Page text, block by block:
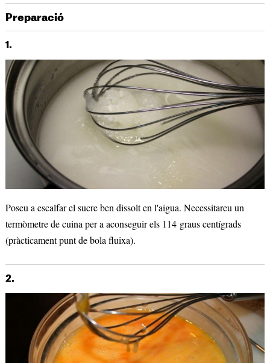
Preparació
1.
Poseu a escalfar el sucre ben dissolt en l'aigua. Necessitareu un
termòmetre de cuina per a aconseguir els 114 graus centígrads
(pràcticament punt de bola fluixa).
2.